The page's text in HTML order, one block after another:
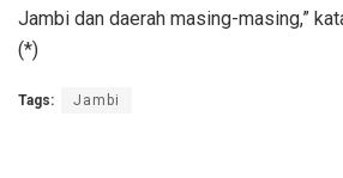
Jambi dan daerah masing-masing,”
(*)
Tags: Jambi